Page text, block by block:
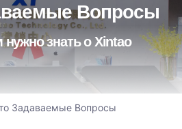
Вопросы
нужно знать о Xintao
Задаваемые Вопросы